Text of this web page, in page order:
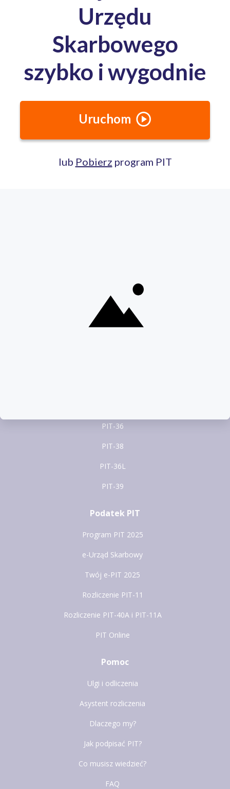
Media o nas:
pomoc@pitax.pl
PIT-36
PIT-38
PIT-36L
PIT-39
Podatek PIT
Program PIT 2025
e-Urząd Skarbowy
Twój e-PIT 2025
Rozliczenie PIT-11
Rozliczenie PIT-40A i PIT-11A
PIT Online
Pomoc
Ulgi i odliczenia
Asystent rozliczenia
Dlaczego my?
Jak podpisać PIT?
Co musisz wiedzieć?
FAQ